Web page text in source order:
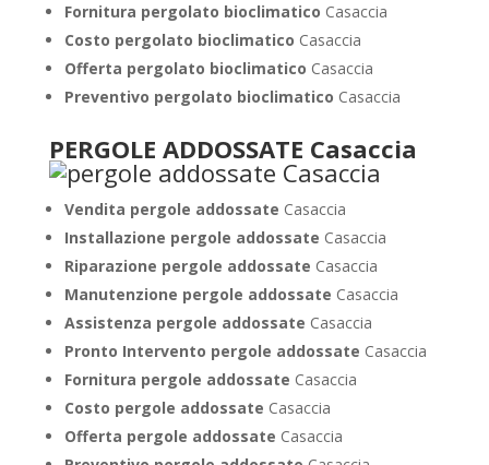
Fornitura pergolato bioclimatico Casaccia
Costo pergolato bioclimatico Casaccia
Offerta pergolato bioclimatico Casaccia
Preventivo pergolato bioclimatico Casaccia
PERGOLE ADDOSSATE Casaccia
Vendita pergole addossate Casaccia
Installazione pergole addossate Casaccia
Riparazione pergole addossate Casaccia
Manutenzione pergole addossate Casaccia
Assistenza pergole addossate Casaccia
Pronto Intervento pergole addossate Casaccia
Fornitura pergole addossate Casaccia
Costo pergole addossate Casaccia
Offerta pergole addossate Casaccia